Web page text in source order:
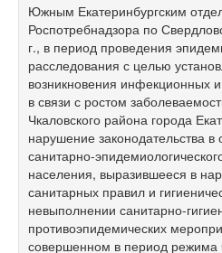
Южным Екатеринбургским
Роспотребнадзора по
г., в период проведения
расследования с целью
возникновения инфекционных
в связи с ростом
Чкаловского района города
нарушение законодательства в
санитарно-
населения, выразившееся в
санитарных правил и
невыполнении санитарно-
противоэпидемических
совершенном в период режима